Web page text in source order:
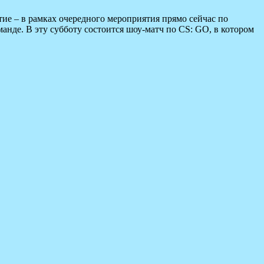
– в рамках очередного мероприятия прямо сейчас по
В эту субботу состоится шоу-матч по CS: GO, в котором